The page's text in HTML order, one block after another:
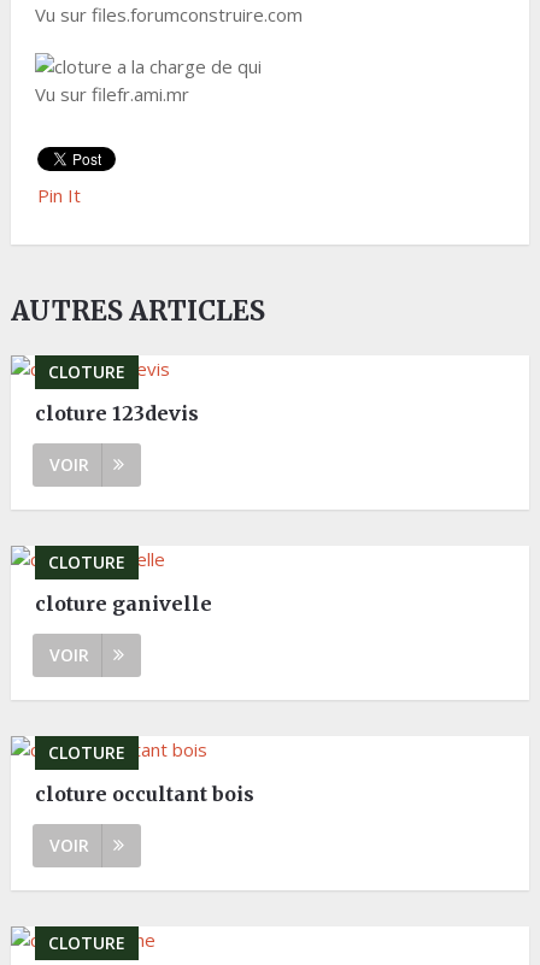
Vu sur files.forumconstruire.com
Vu sur filefr.ami.mr
Pin It
AUTRES ARTICLES
CLOTURE
cloture 123devis
VOIR
CLOTURE
cloture ganivelle
VOIR
CLOTURE
cloture occultant bois
VOIR
CLOTURE